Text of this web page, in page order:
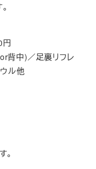
円
背中)／足裏リフレ
ル他
。